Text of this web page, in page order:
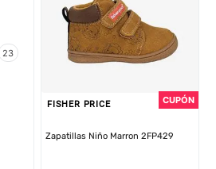
23
FISHER PRICE
Zapatillas Niño Marron 2FP429